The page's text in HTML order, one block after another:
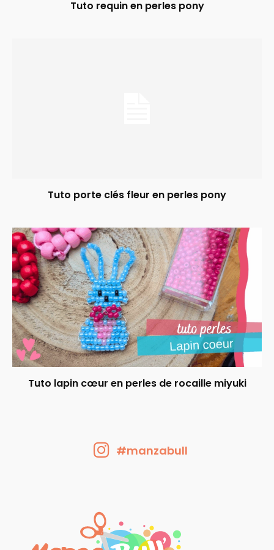
Tuto requin en perles pony
Tuto porte clés fleur en perles pony
Tuto lapin cœur en perles de rocaille miyuki
#manzabull